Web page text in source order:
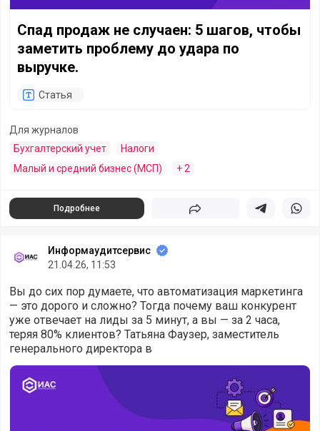
Спад продаж не случаен: 5 шагов, чтобы
заметить проблему до удара по
выручке.
Статья
Для журналов
Бухгалтерский учет
Налоги
Малый и средний бизнес (МСП)
+ 2
Подробнее Поделиться Поделиться в
Информаудитсервис
21.04.26, 11:53
Вы до сих пор думаете, что автоматизация маркетинга
— это дорого и сложно? Тогда почему ваш конкурент
уже отвечает на лиды за 5 минут, а вы — за 2 часа,
теряя 80% клиентов? Татьяна Фаузер, заместитель
генерального директора в
Автоматизация маркетинга: 3 конкретных совета для